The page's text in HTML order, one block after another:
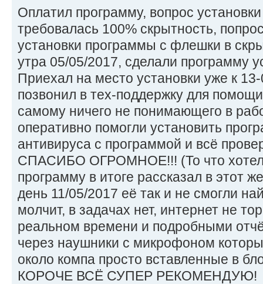
Оплатил программу, вопрос
требовалась 100% скрытность,
установки программы с флешки в
утра 05/05/2017, сделали программу
Приехал на место установки уже к
позвонил в тех-поддержку для
самому ничего не понимающего в
оперативно помогли установить
антивируса с программой и всё
СПАСИБО ОГРОМНОЕ!!! (То что хотел
программу в итоге рассказал в этот
день 11/05/2017 её так и не смогли
молчит, в задачах нет, интернет не
реальном времени и подробными
через наушники с микрофоном
около компа просто вставленные в
КОРОЧЕ ВСЁ СУПЕР РЕКОМЕНДУЮ!